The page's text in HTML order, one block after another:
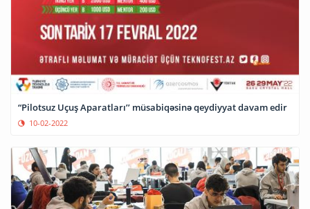
“Pilotsuz Uçuş Aparatları’’ müsabiqəsinə qeydiyyat davam edir
10-02-2022